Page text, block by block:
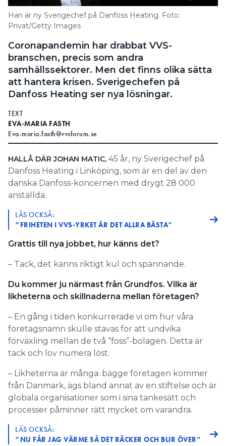
Information om GDPR
Search for:
SEARCH
Han är ny Sverigechef på Danfoss Heating. Foto:
Privat/Getty Images
Coronapandemin har drabbat VVS-
branschen, precis som andra
samhällssektorer. Men det finns olika sätta
att hantera krisen. Sverigechefen på
Danfoss Heating ser nya lösningar.
TEXT
EVA-MARIA FASTH
Eva-maria.fasth@vvsforum.se
HALLÅ DÄR JOHAN MATIC, 45 år, ny Sverigechef på
Danfoss Heating i Linköping, som är en del av den
danska Danfoss-koncernen med drygt 28 000
anställda.
LÄS OCKSÅ:
”FRIHETEN I VVS-YRKET ÄR DET ALLRA BÄSTA”
Grattis till nya jobbet, hur känns det?
– Tack, det känns riktigt kul och spännande.
Du kommer ju närmast från Grundfos. Vilka är
likheterna och skillnaderna mellan företagen?
– En gång i tiden konkurrerade vi om hur våra
företagsnamn skulle stavas för att undvika
förväxling mellan de två ”foss”-bolagen. Detta är
tack och lov numera löst.
– Likheterna är många: bägge företagen kommer
från Danmark, ägs bland annat av en stiftelse och är
globala organisationer som i sina tankesätt och
processer påminner rätt mycket om varandra.
LÄS OCKSÅ:
”NU FÅR JAG VÄRME SÅ DET RÄCKER OCH BLIR ÖVER”